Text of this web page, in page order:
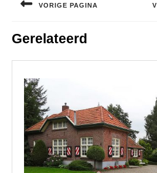
navigatie
VORIGE PAGINA
bericht:
Gerelateerd